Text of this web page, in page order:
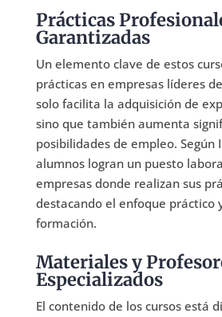
Prácticas
Garantizadas
Un elemento clave de estos
prácticas en empresas líderes
solo facilita la adquisición de
sino que también aumenta
posibilidades de empleo. Según
alumnos logran un puesto
empresas donde realizan sus
destacando el enfoque práctico
formación.
Materiales y
Especializados
El contenido de los cursos está